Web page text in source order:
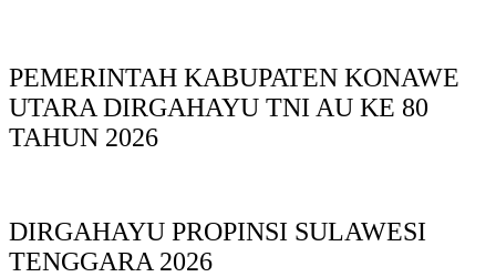
PEMERINTAH KABUPATEN KONAWE
UTARA DIRGAHAYU TNI AU KE 80
TAHUN 2026
DIRGAHAYU PROPINSI SULAWESI
TENGGARA 2026